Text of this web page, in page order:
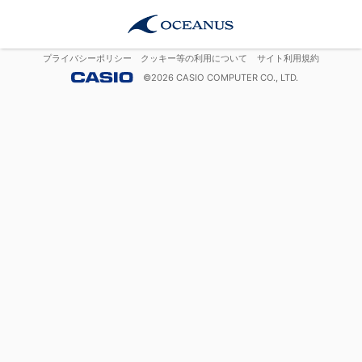
プライバシーポリシー クッキー等の利用について
サイト利用規約
©2026 CASIO COMPUTER CO., LTD.